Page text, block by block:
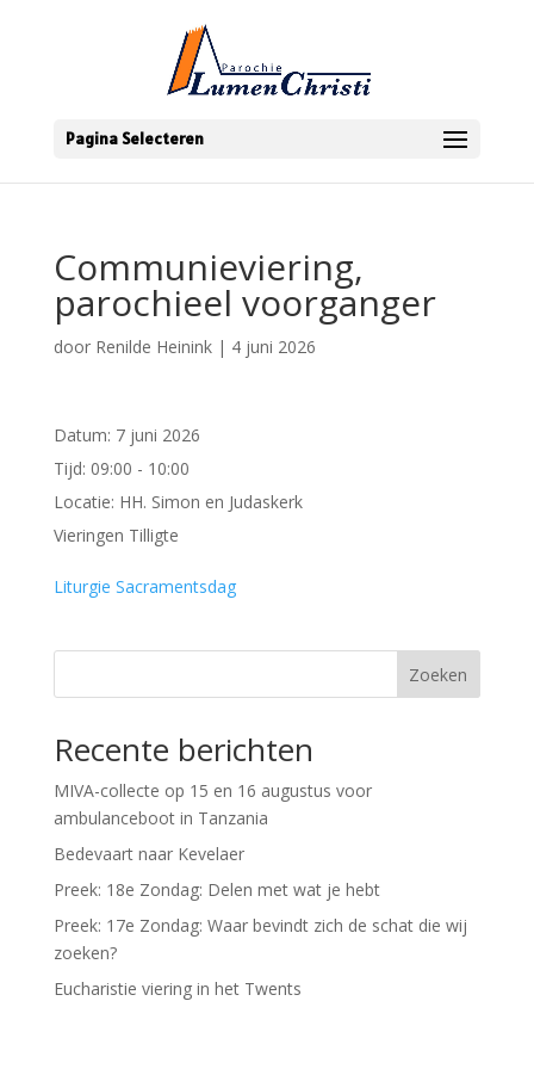
Pagina Selecteren
Communieviering,
parochieel voorganger
door Renilde Heinink| 4 juni 2026
Datum: 7 juni 2026
Tijd: 09:00 - 10:00
Locatie: HH. Simon en Judaskerk
Vieringen Tilligte
Liturgie Sacramentsdag
Zoeken
Recente berichten
MIVA-collecte op 15 en 16 augustus voor
ambulanceboot in Tanzania
Bedevaart naar Kevelaer
Preek: 18e Zondag: Delen met wat je hebt
Preek: 17e Zondag: Waar bevindt zich de schat die wij
zoeken?
Eucharistie viering in het Twents